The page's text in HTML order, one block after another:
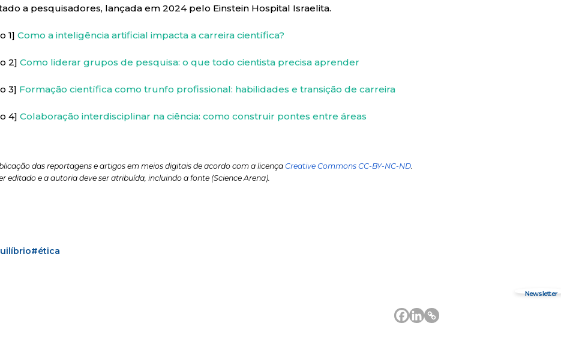
a pesquisadores, lançada em 2024 pelo Einstein Hospital Israelita.
1] Como a inteligência artificial impacta a carreira científica?
2] Como liderar grupos de pesquisa: o que todo cientista precisa aprender
3] Formação científica como trunfo profissional: habilidades e transição de carreira
4] Colaboração interdisciplinar na ciência: como construir pontes entre áreas
das reportagens e artigos em meios digitais de acordo com a licença Creative Commons CC-BY-NC-ND.
editado e a autoria deve ser atribuída, incluindo a fonte (Science Arena).
#ética